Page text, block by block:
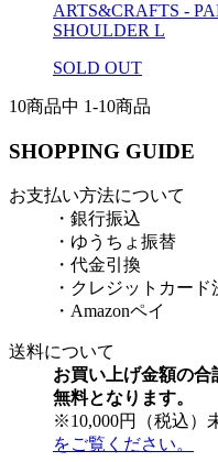
ARTS&CRAFTS -
SHOULDER L
SOLD OUT
10商品中 1-10商品
SHOPPING GUIDE
お支払い方法について
・銀行振込
・ゆうちょ振替
・代金引換
・クレジットカード
・Amazonペイ
送料について
お買い上げ金額の合
無料となります。
※10,000円（税込）
をご覧ください。